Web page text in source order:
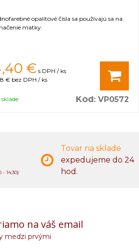
opalitové čísla sa používajú sa na
matky.
€s DPH / ks
€ bez DPH / ks
sklade Kód: VP0572
- 14:30)
Tovar na sklade
expedujeme do 24
hod.
na váš email
medzi prvými